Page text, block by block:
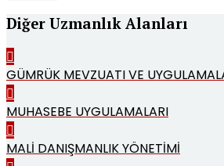
Diğer Uzmanlık Alanları
GÜMRÜK MEVZUATI VE
MUHASEBE UYGULAMALARI
MALİ DANIŞMANLIK YÖNETİMİ